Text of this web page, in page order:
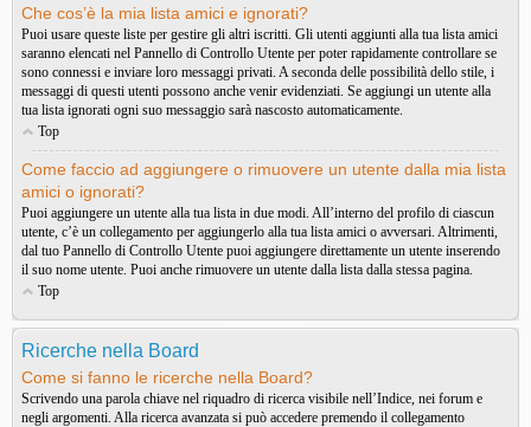
Che cos’è la mia lista amici e ignorati?
Puoi usare queste liste per gestire gli altri iscritti. Gli utenti aggiunti alla tua lista amici
saranno elencati nel Pannello di Controllo Utente per poter rapidamente controllare se
sono connessi e inviare loro messaggi privati. A seconda delle possibilità dello stile, i
messaggi di questi utenti possono anche venir evidenziati. Se aggiungi un utente alla
tua lista ignorati ogni suo messaggio sarà nascosto automaticamente.
Top
Come faccio ad aggiungere o rimuovere un utente dalla mia lista
amici o ignorati?
Puoi aggiungere un utente alla tua lista in due modi. All’interno del profilo di ciascun
utente, c’è un collegamento per aggiungerlo alla tua lista amici o avversari. Altrimenti,
dal tuo Pannello di Controllo Utente puoi aggiungere direttamente un utente inserendo
il suo nome utente. Puoi anche rimuovere un utente dalla lista dalla stessa pagina.
Top
Ricerche nella Board
Come si fanno le ricerche nella Board?
Scrivendo una parola chiave nel riquadro di ricerca visibile nell’Indice, nei forum e
negli argomenti. Alla ricerca avanzata si può accedere premendo il collegamento